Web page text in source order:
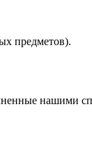
предметов).
нашими